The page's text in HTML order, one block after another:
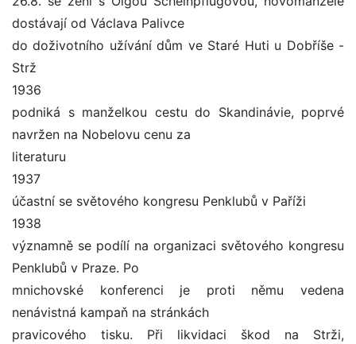
dostávají od Václava Palivce
do doživotního užívání dům ve Staré Huti u Dobříše -
Strž
1936
podniká s manželkou cestu do Skandinávie, poprvé
navržen na Nobelovu cenu za
literaturu
1937
účastní se světového kongresu Penklubů v Paříži
1938
významně se podílí na organizaci světového kongresu
Penklubů v Praze. Po
mnichovské konferenci je proti němu vedena
nenávistná kampaň na stránkách
pravicového tisku. Při likvidaci škod na Strži,